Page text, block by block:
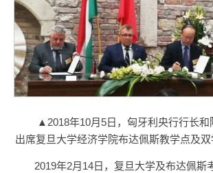
▲2018年10月5日，匈牙利央行行长和
出席复旦大学经济学院布达佩斯教学点及
2019年2月14日，复旦大学及布达佩斯